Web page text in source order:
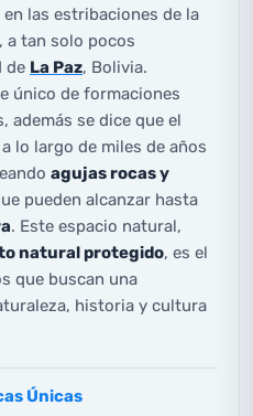
las estribaciones de la
a tan solo pocos
de La Paz, Bolivia.
único de formaciones
además se dice que el
lo largo de miles de años
agujas rocas y
pueden alcanzar hasta
. Este espacio natural,
natural protegido, es el
que buscan una
historia y cultura
Únicas